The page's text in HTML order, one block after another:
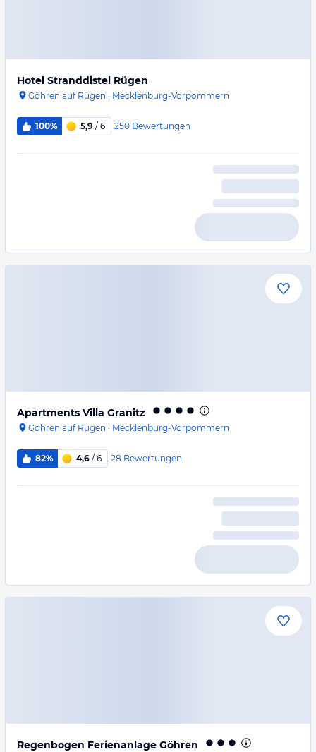
Hotel Stranddistel Rügen
Göhren auf Rügen · Mecklenburg-Vorpommern
100% 5,9 / 6 250 Bewertungen
Apartments Villa Granitz
Göhren auf Rügen · Mecklenburg-Vorpommern
82% 4,6 / 6 28 Bewertungen
Regenbogen Ferienanlage Göhren